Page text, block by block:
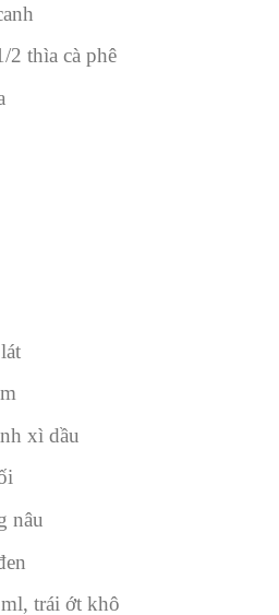
thìa cà phê
xì dầu
nâu
trái ớt khô